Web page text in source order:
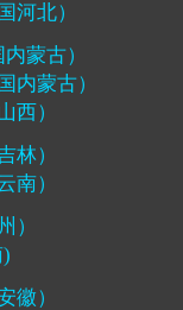
河北）
蒙古）
内蒙古）
西）
林）
南）
）
)
徽）